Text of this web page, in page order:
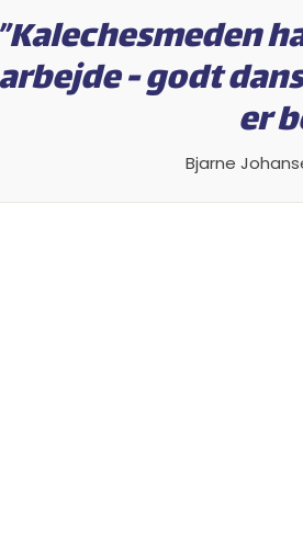
”Kalechesmeden
arbejde - godt
er
​Bjarne